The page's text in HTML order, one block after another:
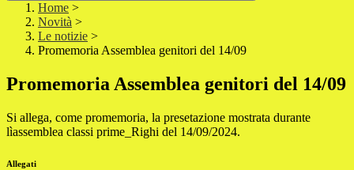
Home >
Novità >
Le notizie >
Promemoria Assemblea genitori del 14/09
Promemoria Assemblea genitori del 14/09
Si allega, come promemoria, la presetazione mostrata durante
lìassemblea classi prime_Righi del 14/09/2024.
Allegati